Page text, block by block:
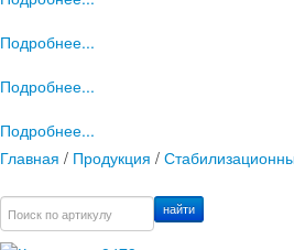
Подробнее...
Подробнее...
Подробнее...
Главная / Продукция /
найти